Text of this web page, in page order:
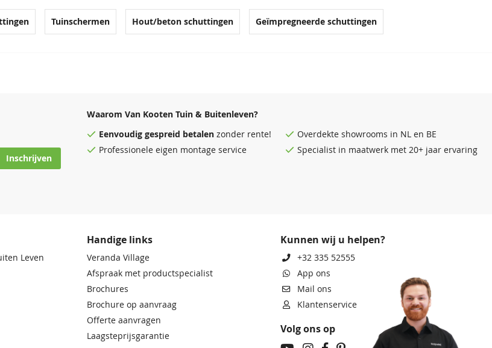
Tuinschermen Hout/beton schuttingen Geïmpregneerde schuttingen
Inschrijven
Waarom Van Kooten Tuin & Buitenleven?
Eenvoudig gespreid betalen zonder rente! Overdekte showrooms in NL en BE
Professionele eigen montage service
Specialist in maatwerk met 20+ jaar ervaring
Leven
Handige links
Veranda Village
Afspraak met productspecialist
Brochures
Brochure op aanvraag
Offerte aanvragen
Laagsteprijsgarantie
Kunnen wij u helpen?
+32 335 52555
App ons
Mail ons
Klantenservice
Volg ons op